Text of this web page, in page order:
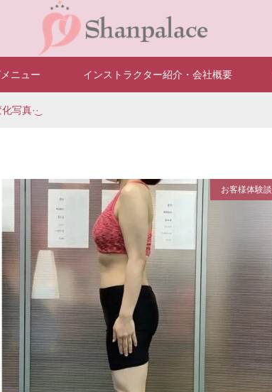
ニュー インストラクター紹介・会社概要
写真·͜·
お客様体験談